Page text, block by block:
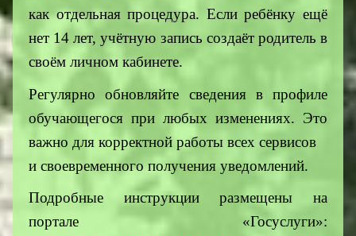
как отдельная процедура. Если ребёнку ещё
нет 14 лет, учётную запись создаёт родитель в
своём личном кабинете.
Регулярно обновляйте сведения в профиле
обучающегося при любых изменениях. Это
важно для корректной работы всех сервисов
и своевременного получения уведомлений.
Подробные инструкции размещены на
портале «Госуслуги»: